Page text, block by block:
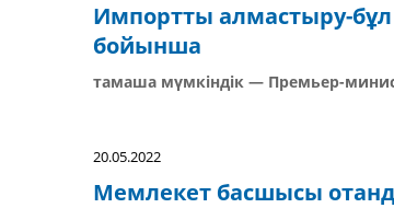
Импортты алмастыру-бұл
бойынша
тамаша мүмкіндік — Премьер-
20.05.2022
Мемлекет басшысы